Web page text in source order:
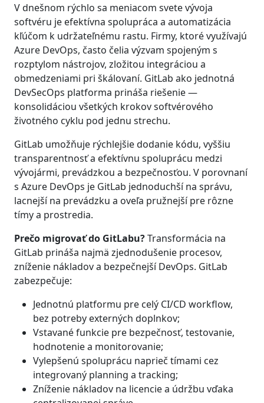
V dnešnom rýchlo sa meniacom svete vývoja
softvéru je efektívna spolupráca a automatizácia
kľúčom k udržateľnému rastu. Firmy, ktoré využívajú
Azure DevOps, často čelia výzvam spojeným s
rozptylom nástrojov, zložitou integráciou a
obmedzeniami pri škálovaní. GitLab ako jednotná
DevSecOps platforma prináša riešenie —
konsolidáciou všetkých krokov softvérového
životného cyklu pod jednu strechu.
GitLab umožňuje rýchlejšie dodanie kódu, vyššiu
transparentnosť a efektívnu spoluprácu medzi
vývojármi, prevádzkou a bezpečnosťou. V porovnaní
s Azure DevOps je GitLab jednoduchší na správu,
lacnejší na prevádzku a oveľa pružnejší pre rôzne
tímy a prostredia.
Prečo migrovať do GitLabu?Transformácia na
GitLab prináša najmä zjednodušenie procesov,
zníženie nákladov a bezpečnejší DevOps. GitLab
zabezpečuje:
Jednotnú platformu pre celý CI/CD workflow,
bez potreby externých doplnkov;
Vstavané funkcie pre bezpečnosť, testovanie,
hodnotenie a monitorovanie;
Vylepšenú spoluprácu naprieč tímami cez
integrovaný planning a tracking;
Zníženie nákladov na licencie a údržbu vďaka